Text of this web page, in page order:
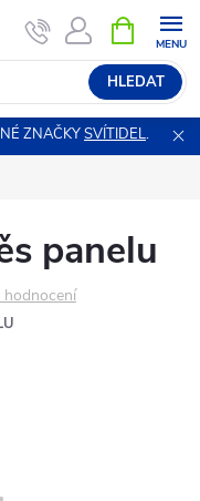
HLEDAT
NÁKUPNÍ
KOŠÍK
ZNAČKYSVÍTIDEL.
panelu